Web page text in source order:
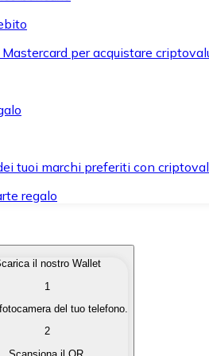
per acquistare
tuoi marchi preferiti con
regalo
che ti interessano in modo
in valuta fiat quando ne hai
il nostro Wallet
1
del tuo telefono.
2